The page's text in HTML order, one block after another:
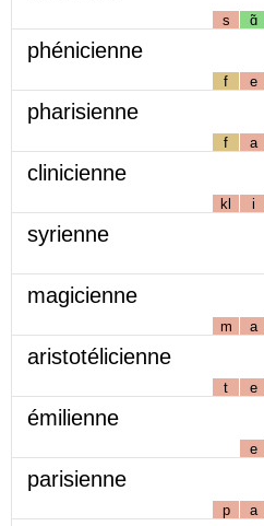
s ɑ̃
phénicienne
f e
pharisienne
f a
clinicienne
kl i
syrienne
magicienne
m a
aristotélicienne
t e
émilienne
e
parisienne
p a